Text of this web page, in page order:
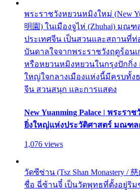
พระราชวังหยวนหมิงใหม่ (New
明園) ในเมืองจูไห่ (Zhuhai) มณฑ
ประเทศจีน เป็นสวนและสถานที่ท่
บันดาลใจจากพระราชวังฤดูร้อนเก่
หรือหยวนหมิงหยวนในกรุงปักกิ่
ใหญ่ใจกลางเมืองแห่งนี้มีครบทั้ง
จีน สวนสนุก และการแสดง
New Yuanming Palace | พระร
ยิ่งใหญ่แห่งประวัติศาสตร์ มณฑล
1,076 views
วัดซีซ่าน (Tsz Shan Monastery /
ชื่อ ฉี่ซ้านจี๋ เป็นวัดพุทธที่ตั้งอยู่ริม